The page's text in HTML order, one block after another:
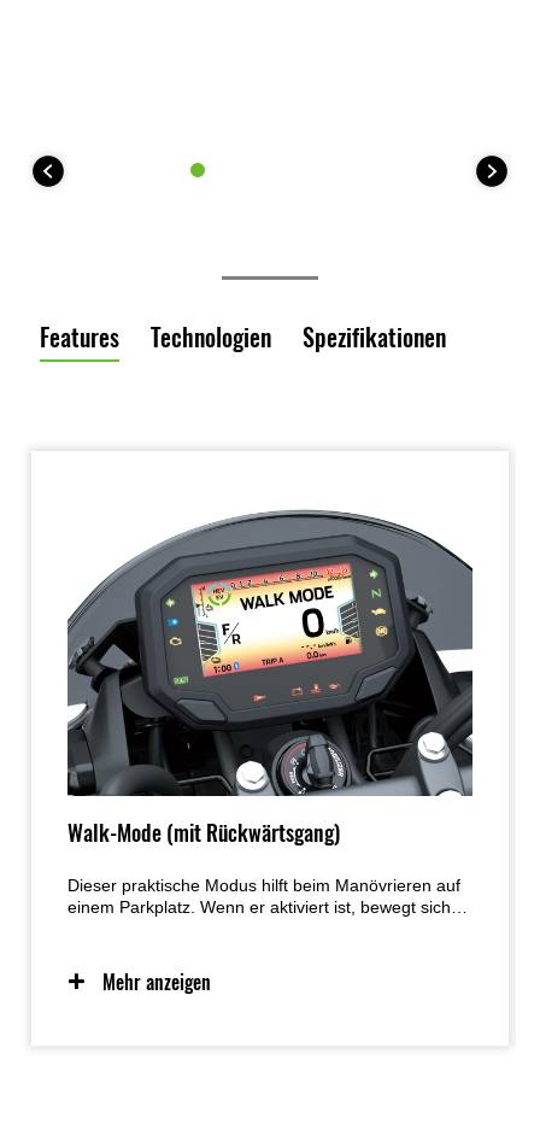
Features Technologien Spezifikationen
Walk-Mode (mit Rückwärtsgang)
Dieser praktische Modus hilft beim Manövrieren auf
einem Parkplatz. Wenn er aktiviert ist, bewegt sich
über den Nullpunkt hinaus geschlossen, bewegt sich
das Motorrad rückwärts.
Mehr anzeigen